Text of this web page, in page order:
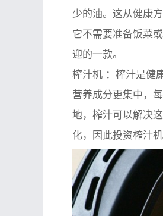
少的油。这从健康
它不需要准备饭菜
迎的一款。
榨汁机 ：榨汁是健
营养成分更集中，
地，榨汁可以解决
化，因此投资榨汁